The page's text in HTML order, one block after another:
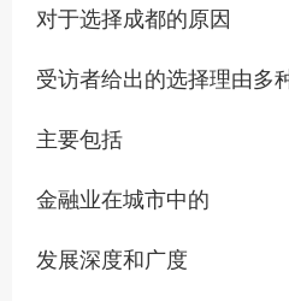
对于选择成都的原因
受访者给出的选择理由多
主要包括
金融业在城市中的
发展深度和广度